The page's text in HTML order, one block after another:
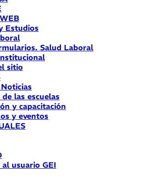
Estudios
Salud Laboral
sitio
las escuelas
y capacitación
y eventos
usuario GEI